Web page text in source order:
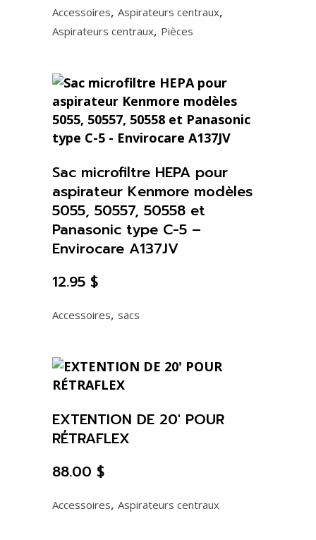
38
quantity
Accessoires, Aspirateurs centraux,
Aspirateurs centraux, Pièces
Accessoires, sacs
Sac microfiltre HEPA pour
aspirateur Kenmore modèles
5055, 50557, 50558 et
Panasonic type C-5 –
Envirocare A137JV
12.95 $
Accessoires, Aspirateurs centraux
EXTENTION DE 20′ POUR
RÉTRAFLEX
88.00 $